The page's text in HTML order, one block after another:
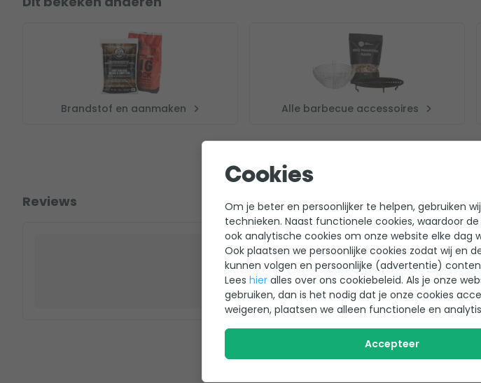
Brandstof en aanmaken Alle barbecue accessoires
Reviews
Er zijn nog geen reviews
Cookies
Om je beter en persoonlijker te helpen, gebruiken
technieken. Naast functionele cookies, waardoor
ook analytische cookies om onze website elke dag
Ook plaatsen we persoonlijke cookies zodat wij en
kunnen volgen en persoonlijke (advertentie)
Lees hier alles over ons cookiebeleid. Als je onze
gebruiken, dan is het nodig dat je onze cookies
weigeren, plaatsen we alleen functionele en
Accepteer